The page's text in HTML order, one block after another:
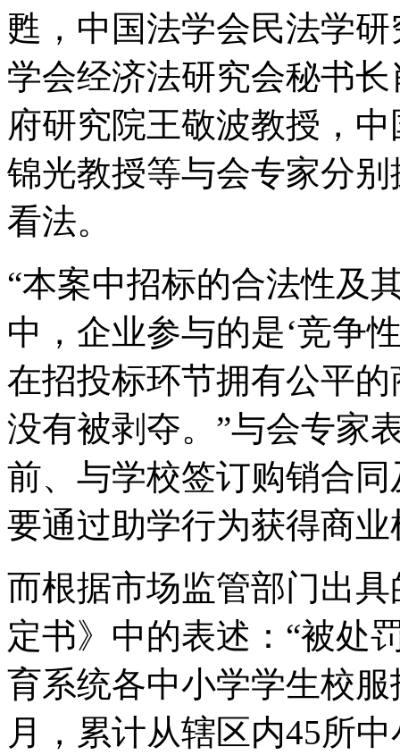
甦，中国法学会民法学
学会经济法研究会秘书
府研究院王敬波教授，
锦光教授等与会专家分
看法。
“本案中招标的合法性及
中，企业参与的是‘竞争
在招投标环节拥有公平
没有被剥夺。”与会专家
前、与学校签订购销合
要通过助学行为获得商业
而根据市场监管部门出
定书》中的表述：“被处
育系统各中小学学生校
月，累计从辖区内45所